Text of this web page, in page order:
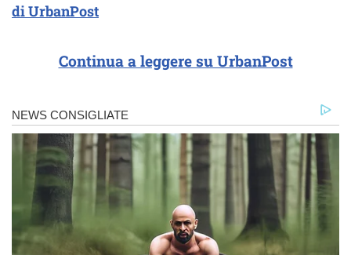
di UrbanPost
Continua a leggere su UrbanPost